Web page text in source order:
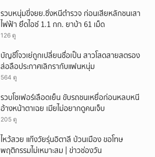
รวบหนุ่มขี่จยย.ซิ่งหนีตำรวจ ก่อนเสียหลักชนเสา
ไฟฟ้า ยึดไอซ์ 1.1 กก. ยาบ้า 61 เม็ด
126 ดู
บัญชีโจวเย่ถูกเปลี่ยนชื่อเป็น สาวโสดสายสตรอง
ส่อลือประกาศเลิกรากับแฟนหนุ่ม
564 ดู
รวบโชเฟอร์เลือดเย็น ขับรถชนเหยื่อก่อนหลบหนี
อ้างหน้าตาเฉย เมียไม่อยากดูคนเจ็บ
205 ดู
ไหว้สวย แก๊งวัยรุ่นอิตาลี ป่วนเมือง ขอโทษ
พฤติกรรมไม่เหมาะสม | ข่าวช่องวัน